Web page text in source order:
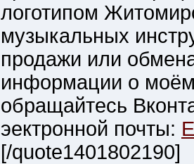
логотипом
музыкальных
продажи или
информации о
обращайтесь
эектронной почты:
[/quote1401802190]